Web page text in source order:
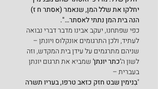
יחלקו את שלל המן, שנאמר (אסתר ח ז)
הנה בית המן נתתי לאסתר…".
כפי שפתחנו, יעקב אבינו מדבר דברי נבואה
לעתיד, ולכן התרגומים אונקלוס ויונתן –
שניהם מתרגמים על עידן בית המקדש, וזה
לשון ה'כתר יונתן' שמביא את תרגום יונתן
בעברית –
"בִנימין שבט חזק כזאב טרפו, בעריו תשרה